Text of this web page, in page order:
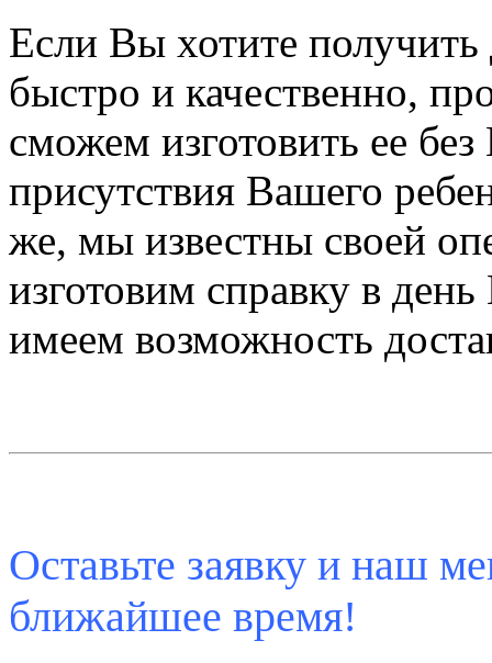
Если Вы хотите получить
быстро и качественно,
сможем изготовить ее
присутствия Вашего
же, мы известны своей
изготовим справку в
имеем возможность
Оставьте заявку и наш
ближайшее время!